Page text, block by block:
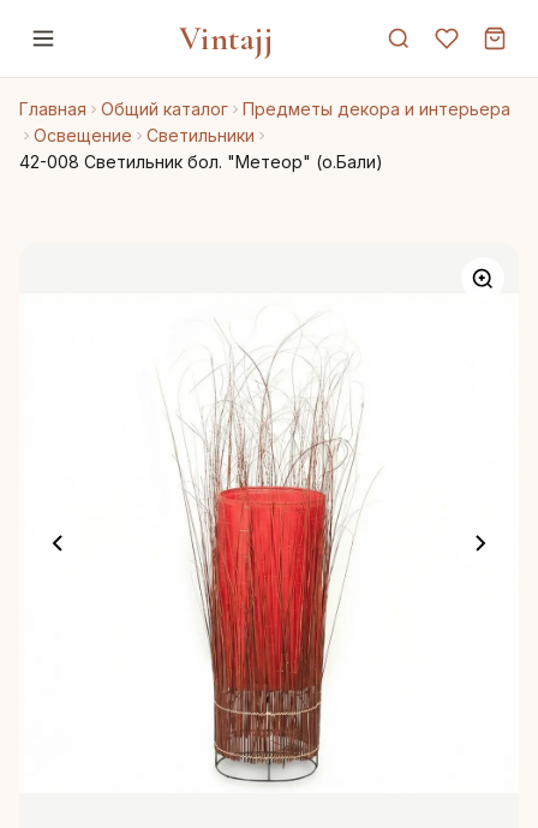
Vintajj
Главная Общий каталог
Предметы декора и интерьера
Освещение
Светильники
42-008 Светильник бол. "Метеор" (о.Бали)